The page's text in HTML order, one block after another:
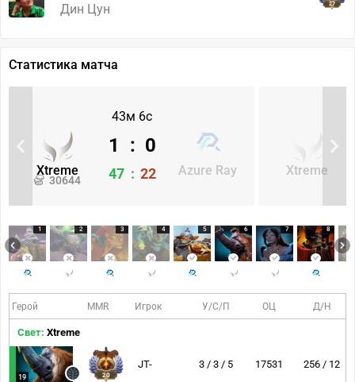
Дин Цун
27
Статистика матча
43м 6с
Xtreme
30644
Azure Ray
1 : 0
47 : 22 Xtreme
1 2 3 4 5 6 7 8
Герой MMR Игрок У/С/П ОЦ Д/Н
Свет: Xtreme
19 20
JT- 3 / 3 / 5 17531 256 / 12